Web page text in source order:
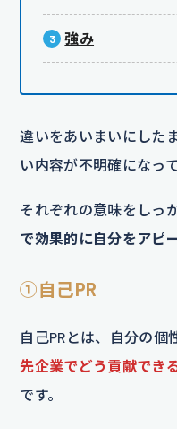
強み
違いをあいまいにした
い内容が不明確になっ
それぞれの意味をしっ
で効果的に自分をアピ
①自己PR
自己PRとは、自分の個
先企業でどう貢献でき
です。